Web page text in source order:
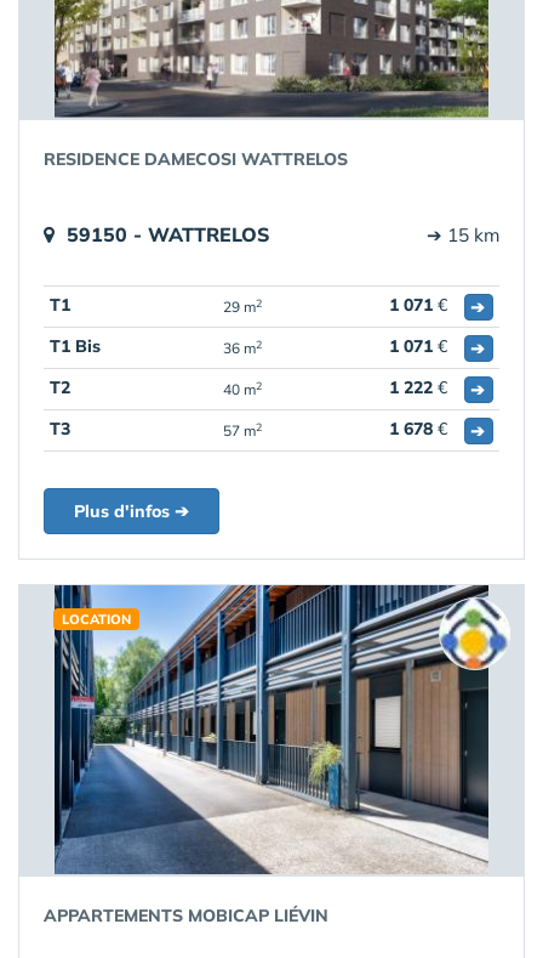
RESIDENCE DAMECOSI WATTRELOS
59150 - WATTRELOS ➔ 15 km
T1 29 m2 1 071 €
➔
T1 Bis
36 m2 1 071 €
➔
T2
40 m2 1 222 €
➔
T3
57 m2 1 678 € ➔
Plus d'infos ➔
LOCATION
APPARTEMENTS MOBICAP LIÉVIN